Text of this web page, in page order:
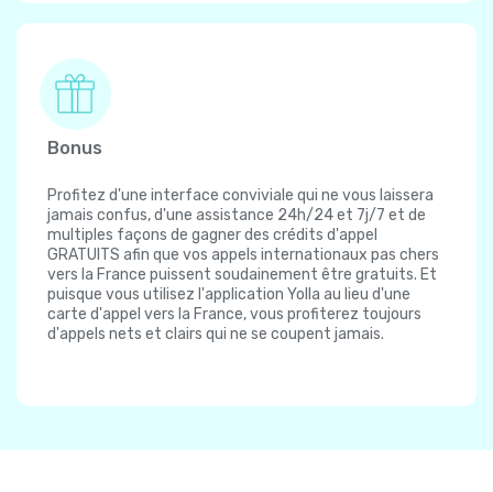
Bonus
Profitez d'une interface conviviale qui ne vous laissera
jamais confus, d'une assistance 24h/24 et 7j/7 et de
multiples façons de gagner des crédits d'appel
GRATUITS afin que vos appels internationaux pas chers
vers la France puissent soudainement être gratuits. Et
puisque vous utilisez l'application Yolla au lieu d'une
carte d'appel vers la France, vous profiterez toujours
d'appels nets et clairs qui ne se coupent jamais.